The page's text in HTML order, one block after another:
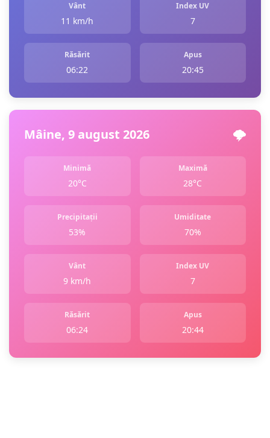
Vânt
11 km/h
Index UV
7
Răsărit
06:22
Apus
20:45
Mâine, 9 august 2026 🌩️
Minimă
20°C
Maximă
28°C
Precipitații
53%
Umiditate
70%
Vânt
9 km/h
Index UV
7
Răsărit
06:24
Apus
20:44